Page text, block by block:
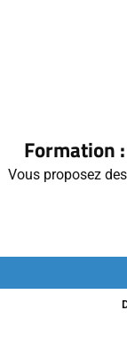
Formation
Vous proposez